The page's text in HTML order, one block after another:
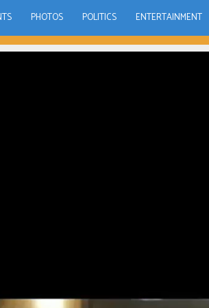
PHOTOS POLITICS ENTERTAINMENT